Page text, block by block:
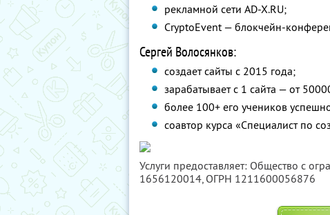
рекламной сети AD-X.RU;
CryptoEvent — блокчейн-
Сергей Волосянков:
создает сайты с 2015 года;
зарабатывает с 1 сайта — от
более 100+ его учеников
соавтор курса «Специалист по
Услуги предоставляет: Общество с
1656120014, ОГРН 1211600056876